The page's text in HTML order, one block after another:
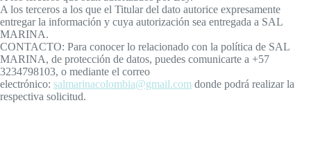
A los terceros a los que el Titular del dato autorice expresamente
entregar la información y cuya autorización sea entregada a SAL
MARINA.
CONTACTO: Para conocer lo relacionado con la política de SAL
MARINA, de protección de datos, puedes comunicarte a +57
3234798103, o mediante el correo
electrónico: salmarinacolombia@gmail.com donde podrá realizar la
respectiva solicitud.